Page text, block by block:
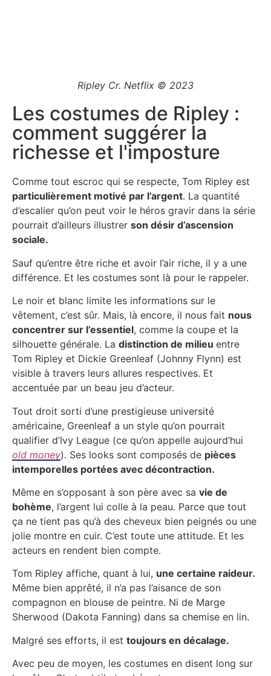
Les costumes de Ripley :
comment suggérer la
richesse et l'imposture
Comme tout escroc qui se respecte, Tom Ripley est
particulièrement motivé par l’argent. La quantité
d’escalier qu’on peut voir le héros gravir dans la série
pourrait d’ailleurs illustrer son désir d’ascension
sociale.
Sauf qu’entre être riche et avoir l’air riche, il y a une
différence. Et les costumes sont là pour le rappeler.
Le noir et blanc limite les informations sur le
vêtement, c’est sûr. Mais, là encore, il nous fait nous
concentrer sur l’essentiel, comme la coupe et la
silhouette générale. La distinction de milieu entre
Tom Ripley et Dickie Greenleaf (Johnny Flynn) est
visible à travers leurs allures respectives. Et
accentuée par un beau jeu d’acteur.
Tout droit sorti d’une prestigieuse université
américaine, Greenleaf a un style qu’on pourrait
qualifier d’Ivy League (ce qu’on appelle aujourd’hui
old money). Ses looks sont composés de pièces
intemporelles portées avec décontraction.
Même en s’opposant à son père avec sa vie de
bohème, l’argent lui colle à la peau. Parce que tout
ça ne tient pas qu’à des cheveux bien peignés ou une
jolie montre en cuir. C’est toute une attitude. Et les
acteurs en rendent bien compte.
Tom Ripley affiche, quant à lui, une certaine raideur.
Même bien apprêté, il n’a pas l’aisance de son
compagnon en blouse de peintre. Ni de Marge
Sherwood (Dakota Fanning) dans sa chemise en lin.
Malgré ses efforts, il est toujours en décalage.
Avec peu de moyen, les costumes en disent long sur
Ripley Cr. Netflix © 2023